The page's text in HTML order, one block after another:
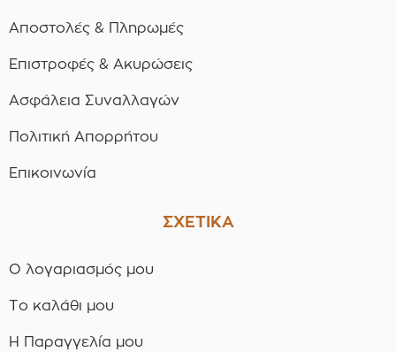
Αποστολές & Πληρωμές
Επιστροφές & Ακυρώσεις
Ασφάλεια Συναλλαγών
Πολιτική Απορρήτου
Επικοινωνία
ΣΧΕΤΙΚΑ
Ο λογαριασμός μου
Το καλάθι μου
Η Παραγγελία μου